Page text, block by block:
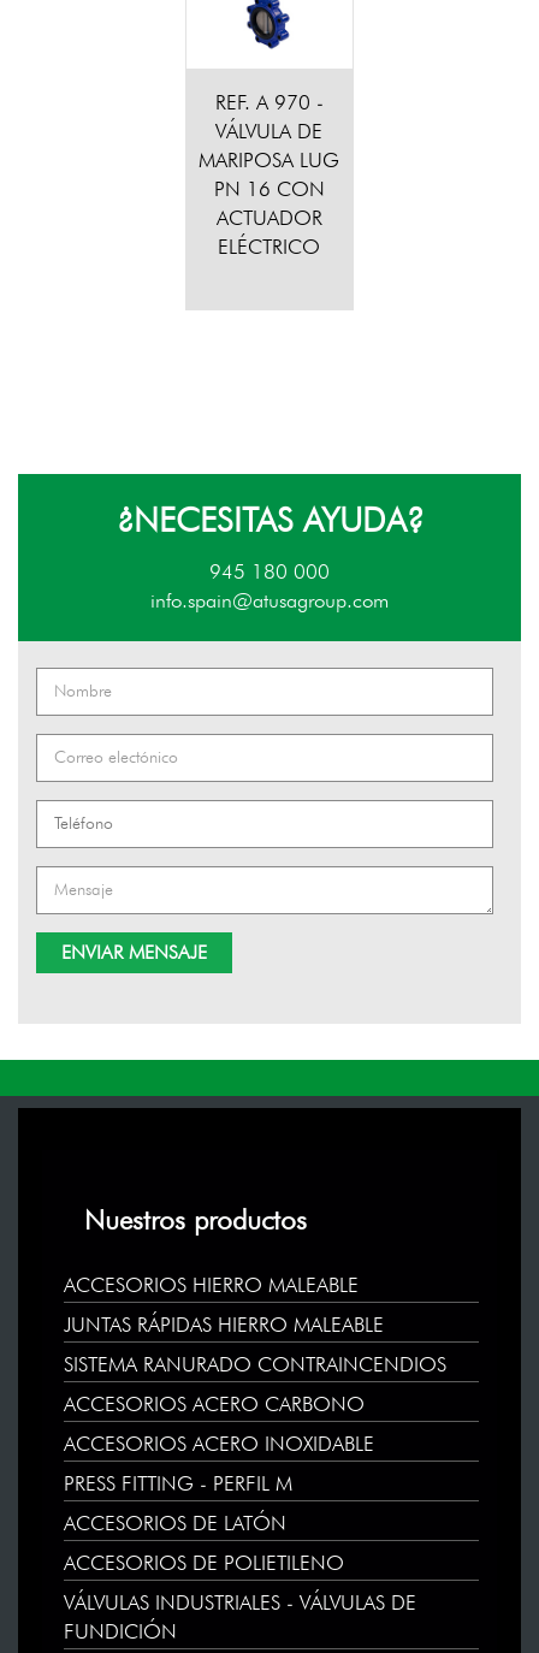
REF. A 970 -
VÁLVULA DE
MARIPOSA LUG
PN 16 CON
ACTUADOR
ELÉCTRICO
¿NECESITAS AYUDA?
945 180 000
info.spain@atusagroup.com
Nuestros productos
ACCESORIOS HIERRO MALEABLE
JUNTAS RÁPIDAS HIERRO MALEABLE
SISTEMA RANURADO CONTRAINCENDIOS
ACCESORIOS ACERO CARBONO
ACCESORIOS ACERO INOXIDABLE
PRESS FITTING - PERFIL M
ACCESORIOS DE LATÓN
ACCESORIOS DE POLIETILENO
VÁLVULAS INDUSTRIALES - VÁLVULAS DE
FUNDICIÓN